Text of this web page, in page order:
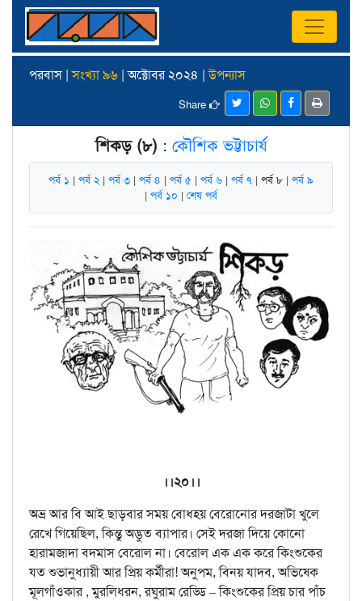
পরবাস |সংখ্যা ৯৬ | অক্টোবর ২০২৪ |উপন্যাস
Share
শিকড় (৮) : কৌশিক ভট্টাচার্য
পর্ব ১ | পর্ব ২ | পর্ব ৩ | পর্ব ৪ | পর্ব ৫ | পর্ব ৬ | পর্ব ৭ | পর্ব ৮ | পর্ব ৯
| পর্ব ১০ | শেষ পর্ব
।।২০।।
অভ্র আর বি আই ছাড়বার সময় বোধহয় বেরোনোর দরজাটা খুলে
রেখে গিয়েছিল, কিন্তু অদ্ভুত ব্যাপার। সেই দরজা দিয়ে কোনো
হারামজাদা বদমাস বেরোল না। বেরোল এক এক করে কিংশুকের
যত শুভানুধ্যায়ী আর প্রিয় কর্মীরা! অনুপম, বিনয় যাদব, অভিষেক
মূলগাঁওকার , মুরলিধরন, রঘুরাম রেড্ডি – কিংশুকের প্রিয় চার পাঁচ